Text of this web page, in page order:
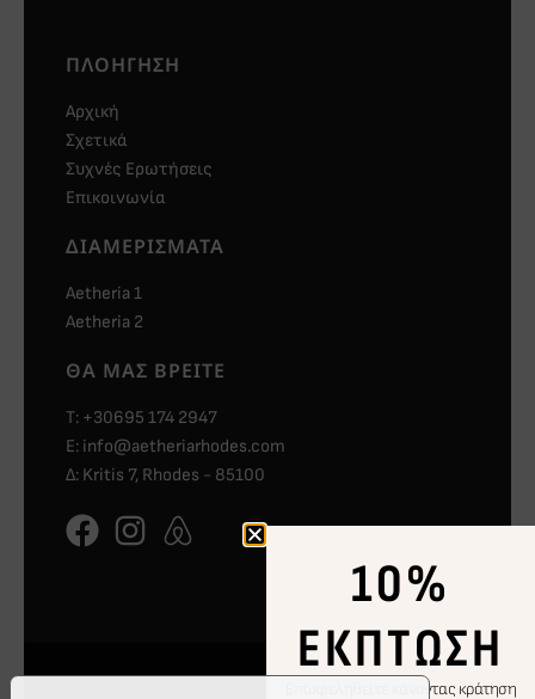
ΠΛΟΉΓΗΣΗ
Αρχική
Σχετικά
Συχνές Ερωτήσεις
Επικοινωνία
ΔΙΑΜΕΡΊΣΜΑΤΑ
Aetheria 1
Aetheria 2
ΘΑ ΜΑΣ ΒΡΕΊΤΕ
Τ: +30695 174 2947
E: info@aetheriarhodes.com
Δ: Kritis 7, Rhodes - 85100
10%
ΈΚΠΤΩΣΗ
Επωφεληθείτε κάνοντας κράτηση